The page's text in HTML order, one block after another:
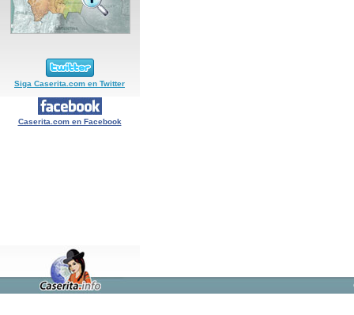
Siga Caserita.com en Twitter
Caserita.com en Facebook